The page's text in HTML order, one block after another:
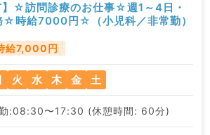
】☆訪問診療のお仕事☆週1～4日・
時給7000円☆（小児科／非常勤）
給7,000円
火 水 木 金 土
:08:30〜17:30 (休憩時間: 60分)